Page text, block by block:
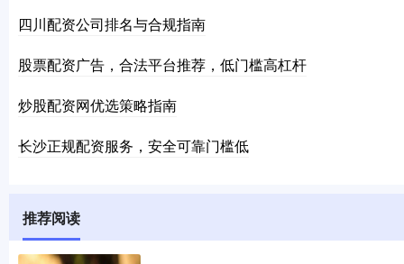
四川配资公司排名与合规指南
股票配资广告，合法平台推荐，低门槛高杠杆
炒股配资网优选策略指南
长沙正规配资服务，安全可靠门槛低
推荐阅读